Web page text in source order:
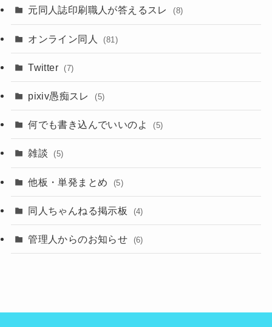
元同人誌印刷職人が答えるスレ (8)
オンライン同人 (81)
Twitter (7)
pixiv愚痴スレ (5)
何でも書き込んでいいのよ (5)
雑談 (5)
他板・単発まとめ (5)
同人ちゃんねる掲示板 (4)
管理人からのお知らせ (6)